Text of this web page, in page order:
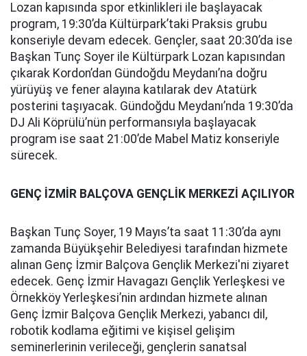
Lozan kapısında spor etkinlikleri ile başlayacak
program, 19:30’da Kültürpark’taki Praksis grubu
konseriyle devam edecek. Gençler, saat 20:30’da ise
Başkan Tunç Soyer ile Kültürpark Lozan kapısından
çıkarak Kordon’dan Gündoğdu Meydanı’na doğru
yürüyüş ve fener alayına katılarak dev Atatürk
posterini taşıyacak. Gündoğdu Meydanı’nda 19:30’da
DJ Ali Köprülü’nün performansıyla başlayacak
program ise saat 21:00’de Mabel Matiz konseriyle
sürecek.
GENÇ İZMİR BALÇOVA GENÇLİK MERKEZİ AÇILIYOR
Başkan Tunç Soyer, 19 Mayıs’ta saat 11:30’da aynı
zamanda Büyükşehir Belediyesi tarafından hizmete
alınan Genç İzmir Balçova Gençlik Merkezi'ni ziyaret
edecek. Genç İzmir Havagazı Gençlik Yerleşkesi ve
Örnekköy Yerleşkesi’nin ardından hizmete alınan
Genç İzmir Balçova Gençlik Merkezi, yabancı dil,
robotik kodlama eğitimi ve kişisel gelişim
seminerlerinin verileceği, gençlerin sanatsal